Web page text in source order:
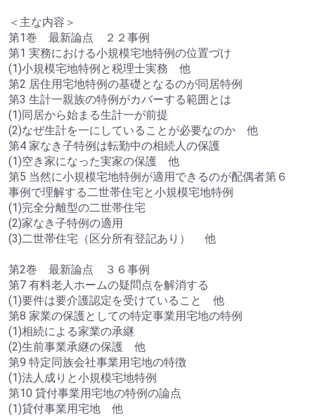
＜主な内容＞
第1巻 最新論点 ２２事例
第1 実務における小規模宅地特例の位置づけ
(1)小規模宅地特例と税理士実務 他
第2 居住用宅地特例の基礎となるのが同居特例
第3 生計一親族の特例がカバーする範囲とは
(1)同居から始まる生計一が前提
(2)なぜ生計を一にしていることが必要なのか 他
第4 家なき子特例は転勤中の相続人の保護
(1)空き家になった実家の保護 他
第5 当然に小規模宅地特例が適用できるのが配偶者第６
事例で理解する二世帯住宅と小規模宅地特例
(1)完全分離型の二世帯住宅
(2)家なき子特例の適用
(3)二世帯住宅（区分所有登記あり） 他
第2巻 最新論点 ３６事例
第7 有料老人ホームの疑問点を解消する
(1)要件は要介護認定を受けていること 他
第8 家業の保護としての特定事業用宅地の特例
(1)相続による家業の承継
(2)生前事業承継の保護 他
第9 特定同族会社事業用宅地の特徴
(1)法人成りと小規模宅地特例
第10 貸付事業用宅地の特例の論点
(1)貸付事業用宅地 他